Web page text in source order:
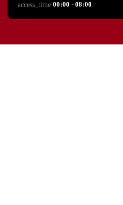
access_time 00:00 - 08:00